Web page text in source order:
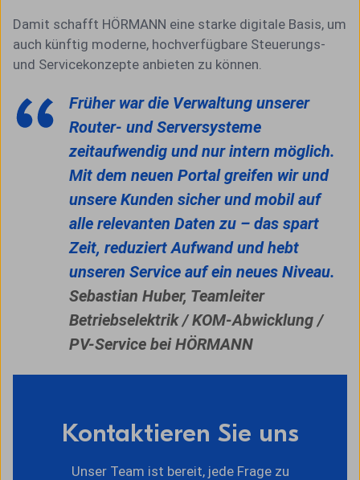
Damit schafft HÖRMANN eine starke digitale Basis, um
auch künftig moderne, hochverfügbare Steuerungs-
und Servicekonzepte anbieten zu können.
Früher war die Verwaltung unserer
Router- und Serversysteme
zeitaufwendig und nur intern möglich.
Mit dem neuen Portal greifen wir und
unsere Kunden sicher und mobil auf
alle relevanten Daten zu – das spart
Zeit, reduziert Aufwand und hebt
unseren Service auf ein neues Niveau.
Sebastian Huber, Teamleiter
Betriebselektrik / KOM-Abwicklung /
PV-Service bei HÖRMANN
Kontaktieren Sie uns
Unser Team ist bereit, jede Frage zu